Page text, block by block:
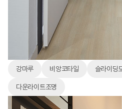
강마루 비앙코타일 슬라이딩
다운라이트조명